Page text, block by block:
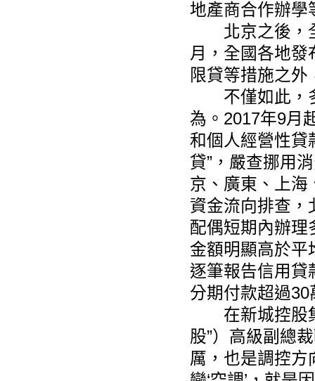
地產商合作辦學
北京之後，全
月，全國各地發
限貸等措施之
不僅如此，多
為。2017年9月
和個人經營性貸
貸”，嚴查挪用
京、廣東、上海
資金流向排查，
配偶短期內辦理
金額明顯高於平
逐筆報告信用貸
分期付款超過
在新城控股集
股”）高級副總
厲，也是調控方